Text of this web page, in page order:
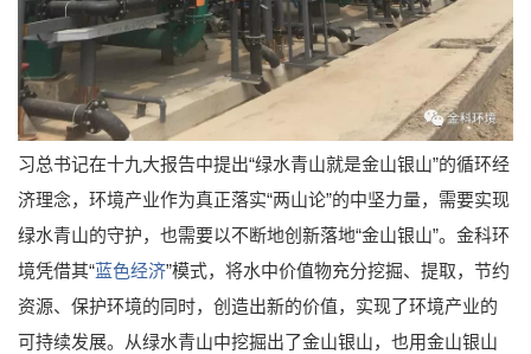
习总书记在十九大报告中提出“绿水青山就是金山银山”的循环经
济理念，环境产业作为真正落实“两山论”的中坚力量，需要实现
绿水青山的守护，也需要以不断地创新落地“金山银山”。金科环
境凭借其“蓝色经济”模式，将水中价值物充分挖掘、提取，节约
资源、保护环境的同时，创造出新的价值，实现了环境产业的
可持续发展。从绿水青山中挖掘出了金山银山，也用金山银山